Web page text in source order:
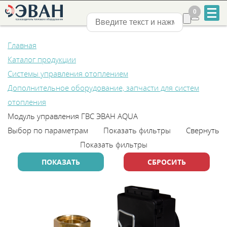
+7
831
888-
Нижний Новгород
0
0
Главная
Каталог продукции
Системы управления отоплением
Дополнительное оборудование, запчасти для систем
отопления
Модуль управления ГВС ЭВАН AQUA
Выбор по параметрам
Показать фильтры
Свернуть
Показать фильтры